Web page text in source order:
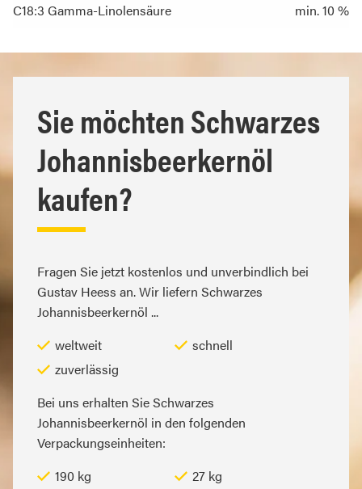
C18:3 Gamma-Linolensäure
min. 10 %
Sie möchten Schwarzes
Johannisbeerkernöl
kaufen?
Fragen Sie jetzt kostenlos und unverbindlich bei
Gustav Heess an. Wir liefern Schwarzes
Johannisbeerkernöl ...
weltweit
schnell
zuverlässig
Bei uns erhalten Sie Schwarzes
Johannisbeerkernöl in den folgenden
Verpackungseinheiten:
190 kg
27 kg